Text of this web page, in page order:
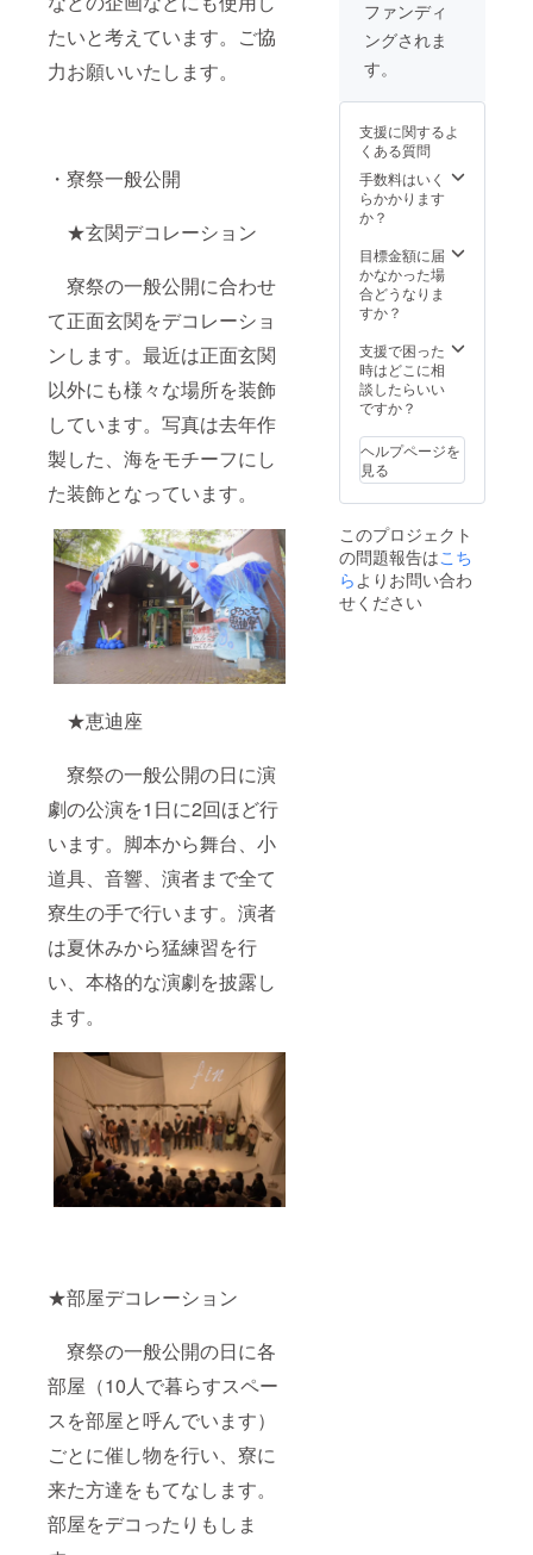
たいと考えています。ご協
力お願いいたします。
・寮祭一般公開
★玄関デコレーション
寮祭の一般公開に合わせ
て正面玄関をデコレーショ
ンします。最近は正面玄関
以外にも様々な場所を装飾
しています。写真は去年作
製した、海をモチーフにし
た装飾となっています。
★恵迪座
寮祭の一般公開の日に演
劇の公演を1日に2回ほど行
います。脚本から舞台、小
道具、音響、演者まで全て
寮生の手で行います。演者
は夏休みから猛練習を行
い、本格的な演劇を披露し
ます。
★部屋デコレーション
寮祭の一般公開の日に各
部屋（10人で暮らすスペー
スを部屋と呼んでいます）
ごとに催し物を行い、寮に
来た方達をもてなします。
部屋をデコったりもしま
用棟の壁に文字
で書くことをを
予定していま
す。本リターン
の内容を無断で
公開、転載する
ことは禁止で
す。 ※支援時、
必ず備考欄に掲
載を希望される
名前をご記入く
ださい。
ファンディ
ングされま
す。
支援に関するよ
くある質問
手数料はいく
らかかります
か？
目標金額に届
かなかった場
合どうなりま
すか？
支援で困った
時はどこに相
談したらいい
ですか？
ヘルプページを
見る
このプロジェクト
の問題報告はこち
ら よりお問い合わ
せください